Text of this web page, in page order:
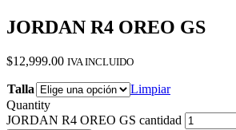
JORDAN R4 OREO GS
$12,999.00 IVA INCLUIDO
Talla
Limpiar
Quantity
JORDAN R4 OREO GS cantidad